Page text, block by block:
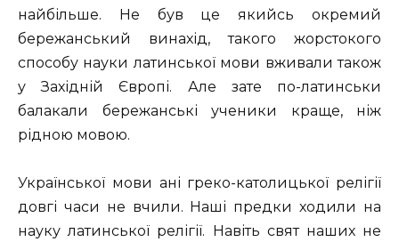
найбільше. Не був це якийсь окремий
бережанський винахід, такого жорстокого
способу науки латинської мови вживали також
у Західній Європі. Але зате по-латинськи
балакали бережанські ученики краще, ніж
рідною мовою.
Української мови ані греко-католицької релігії
довгі часи не вчили. Наші предки ходили на
науку латинської релігії. Навіть свят наших не